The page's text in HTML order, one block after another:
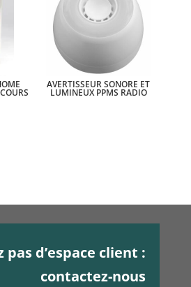
AVERTISSEUR SONORE ET
LUMINEUX PPMS RADIO
pas d’espace client :
contactez-nous